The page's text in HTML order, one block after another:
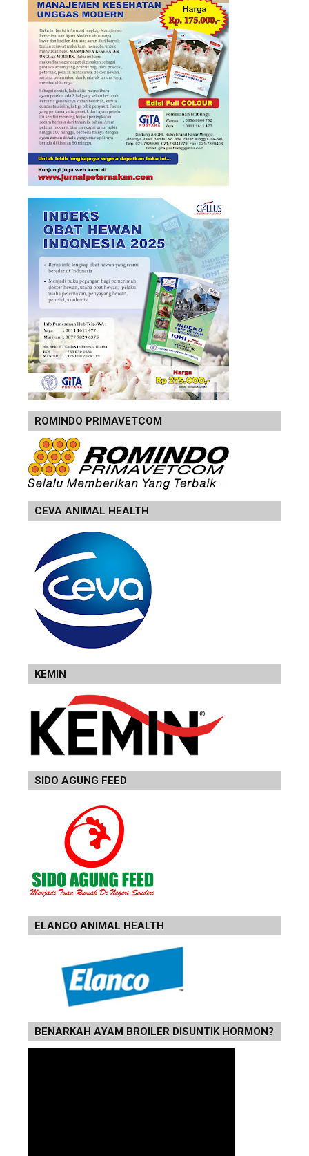
ROMINDO PRIMAVETCOM
CEVA ANIMAL HEALTH
KEMIN
SIDO AGUNG FEED
ELANCO ANIMAL HEALTH
BENARKAH AYAM BROILER DISUNTIK HORMON?